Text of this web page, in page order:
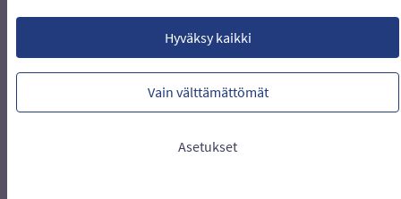
Hyväksy kaikki
Vain välttämättömät
Asetukset
Lataa avoimet datatiedostot
Evästeasetukset
Verkkosivusto luotuvapaan ohjelmiston